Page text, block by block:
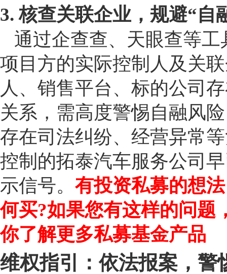
3. 核查关联企业，规避“自
通过企查查、天眼查等
项目方的实际控制人及关
人、销售平台、标的公司
关系，需高度警惕自融风
存在司法纠纷、经营异常
控制的拓泰汽车服务公司
示信号。 有投资私募的想
何买?如果您有这样的问题
你了解更多私募基金产品
维权指引：依法报案，警